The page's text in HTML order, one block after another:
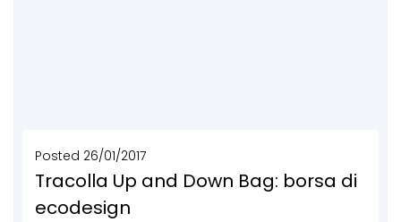
Posted 26/01/2017
Tracolla Up and Down Bag: borsa di
ecodesign